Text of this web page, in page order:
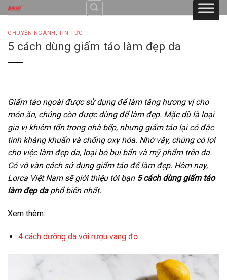
Skip
to
content
CHUYÊN NGÀNH , TIN TỨC
5 cách dùng giấm táo làm đẹp da
Giấm táo ngoài được sử dụng để làm tăng hương vị cho
món ăn, chúng còn được dùng để làm đẹp. Mặc dù là loại
gia vị khiêm tốn trong nhà bếp, nhưng giấm táo lại có đặc
tính kháng khuẩn và chống oxy hóa. Nhờ vậy, chúng có lợi
cho việc làm đẹp da, loại bỏ bụi bẩn và mỹ phẩm trên da.
Có vô vàn cách sử dụng giấm táo để làm đẹp. Hôm nay,
Lorca Việt Nam sẽ giới thiệu tới bạn 5 cách dùng giấm táo
làm đẹp daphổ biến nhất.
Xem thêm:
4 cách dưỡng da với rượu vang đỏ